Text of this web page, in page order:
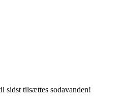
sidst tilsættes sodavanden!